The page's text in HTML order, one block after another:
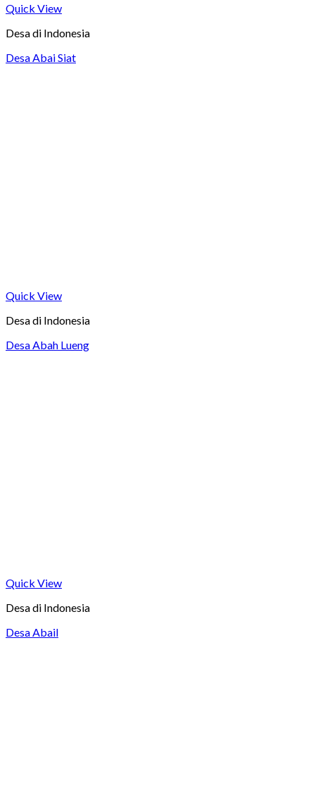
Quick View
Desa di Indonesia
Desa Abai Siat
Quick View
Desa di Indonesia
Desa Abah Lueng
Quick View
Desa di Indonesia
Desa Abail